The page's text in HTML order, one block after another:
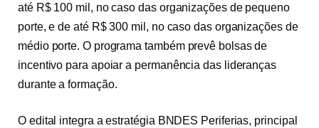
até R$ 100 mil, no caso das organizações de pequeno
porte, e de até R$ 300 mil, no caso das organizações de
médio porte. O programa também prevê bolsas de
incentivo para apoiar a permanência das lideranças
durante a formação.
O edital integra a estratégia BNDES Periferias, principal